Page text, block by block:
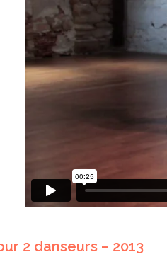
2 danseurs – 2013